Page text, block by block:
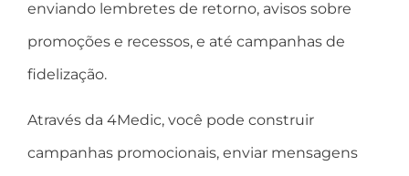
enviando lembretes de retorno, avisos sobre
promoções e recessos, e até campanhas de
fidelização.
Através da 4Medic, você pode construir
campanhas promocionais, enviar mensagens